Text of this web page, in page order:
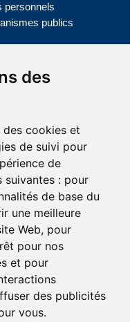
des
des cookies et
de suivi pour
de
suivantes : pour
de base du
une meilleure
Web, pour
pour nos
et pour
des publicités
vous.
personnels
publics
|
Terms of Use |